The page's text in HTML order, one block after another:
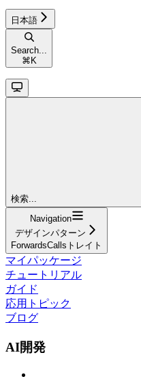
日本語
Search...
⌘ K
検索...
Navigation
デザインパターン
ForwardsCallsトレイト
マイパッケージ
チュートリアル
ガイド
応用トピック
ブログ
AI開発